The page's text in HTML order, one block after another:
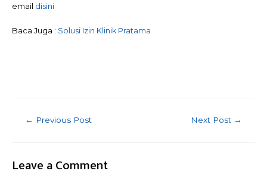
email disini
Baca Juga : Solusi Izin Klinik Pratama
Post
← Previous Post Next Post →
Leave a Comment